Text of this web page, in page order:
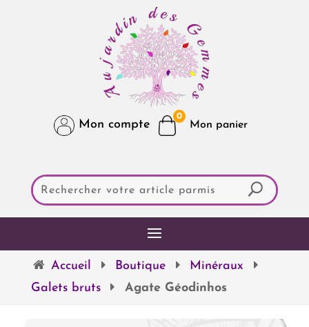
Mon compte
0
Accueil Boutique
Minéraux
Galets bruts
Agate Géodinhos